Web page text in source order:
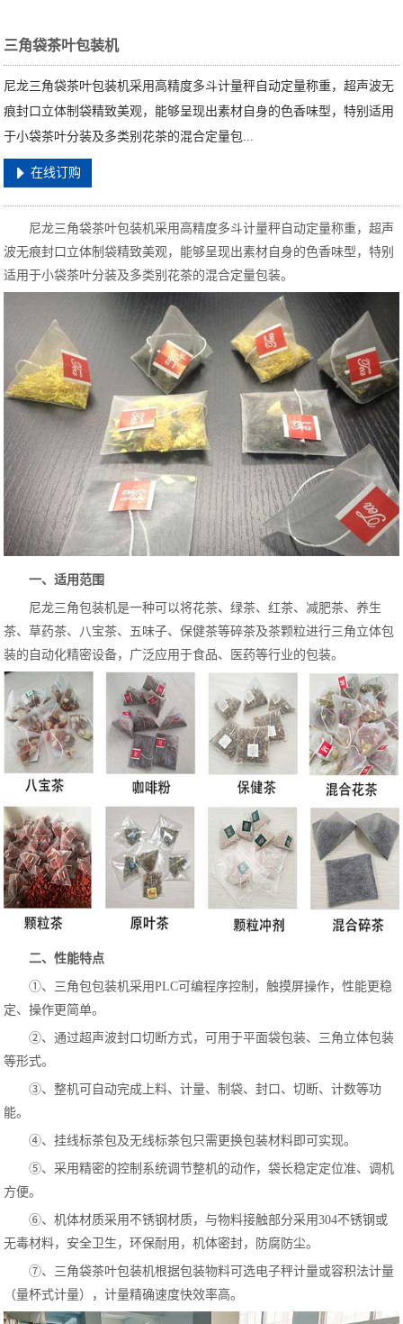
三角袋茶叶包装机
尼龙三角袋茶叶包装机采用高精度多斗计量秤自动定量称重，超声波无
痕封口立体制袋精致美观，能够呈现出素材自身的色香味型，特别适用
于小袋茶叶分装及多类别花茶的混合定量包...
在线订购
尼龙三角袋茶叶包装机采用高精度多斗计量秤自动定量称重，超声
波无痕封口立体制袋精致美观，能够呈现出素材自身的色香味型，特别
适用于小袋茶叶分装及多类别花茶的混合定量包装。
一、适用范围
尼龙三角包装机是一种可以将花茶、绿茶、红茶、减肥茶、养生
茶、草药茶、八宝茶、五味子、保健茶等碎茶及茶颗粒进行三角立体包
装的自动化精密设备，广泛应用于食品、医药等行业的包装。
二、性能特点
①、三角包包装机采用PLC可编程序控制，触摸屏操作，性能更稳
定、操作更简单。
②、通过超声波封口切断方式，可用于平面袋包装、三角立体包装
等形式。
③、整机可自动完成上料、计量、制袋、封口、切断、计数等功
能。
④、挂线标茶包及无线标茶包只需更换包装材料即可实现。
⑤、采用精密的控制系统调节整机的动作，袋长稳定定位准、调机
方便。
⑥、机体材质采用不锈钢材质，与物料接触部分采用304不锈钢或
无毒材料，安全卫生，环保耐用，机体密封，防腐防尘。
⑦、三角袋茶叶包装机根据包装物料可选电子秤计量或容积法计量
（量杯式计量），计量精确速度快效率高。